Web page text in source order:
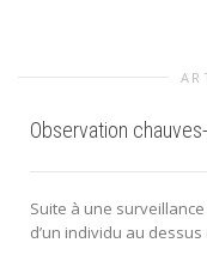
Observation
Suite à une
d’un individu au